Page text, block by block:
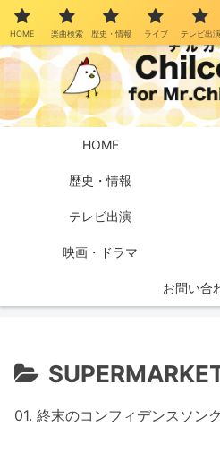
HOME
歴史・情報
テレビ出演
映画・ドラマ
お問い合
01. 終末のコンフィデンスソン
HOME 楽曲検索 歴史・情報 ライブ テレビ出演